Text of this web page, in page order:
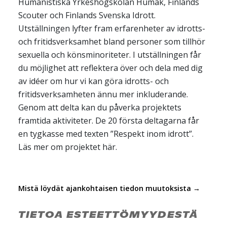
Scouter och Finlands Svenska Idrott.
Utställningen lyfter fram erfarenheter av idrotts-
och fritidsverksamhet bland personer som tillhör
sexuella och könsminoriteter. I utställningen får
du möjlighet att reflektera över och dela med dig
av idéer om hur vi kan göra idrotts- och
fritidsverksamheten ännu mer inkluderande.
Genom att delta kan du påverka projektets
framtida aktiviteter. De 20 första deltagarna får
en tygkasse med texten ”Respekt inom idrott”.
Läs mer om projektet här.
Mistä löydät ajankohtaisen tiedon muutoksista →
TIETOA ESTEETTÖMYYDESTÄ